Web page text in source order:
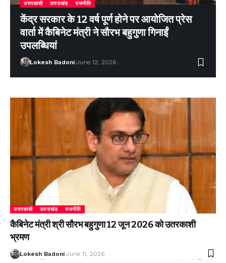
उत्तरकाशी उत्तराखंड राजनीति
केंद्र सरकार के 12 वर्ष पूर्ण होने पर आयोजित प्रेस
वार्ता में कैबिनेट मंत्री ने सौरभ बहुगुणा गिनाईं
उपलब्धियां
Lokesh Badoni June 12, 2026
उत्तरकाशी उत्तराखंड राजनीति
कैबिनेट मंत्री श्री सौरभ बहुगुणा 12 जून 2026 को उतरकाशी
भ्रमण
Lokesh Badoni June 11, 2026